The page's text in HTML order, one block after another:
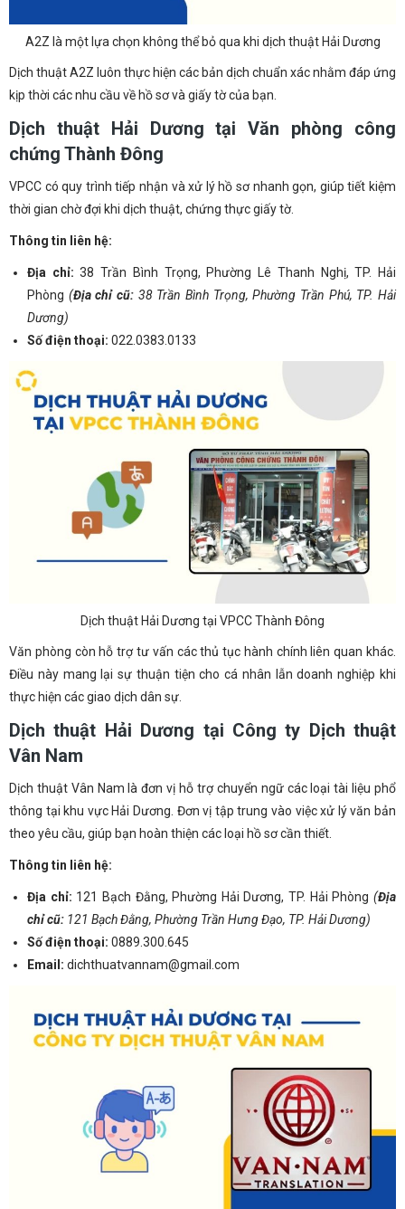
A2Z là một lựa chọn không thể bỏ qua khi dịch thuật Hải Dương
Dịch thuật A2Z luôn thực hiện các bản dịch chuẩn xác nhằm đáp ứng
kịp thời các nhu cầu về hồ sơ và giấy tờ của bạn.
Dịch thuật Hải Dương tại Văn phòng công
chứng Thành Đông
VPCC có quy trình tiếp nhận và xử lý hồ sơ nhanh gọn, giúp tiết kiệm
thời gian chờ đợi khi dịch thuật, chứng thực giấy tờ.
Thông tin liên hệ:
Địa chỉ:38 Trần Bình Trọng, Phường Lê Thanh Nghị, TP. Hải
Phòng (Địa chỉ cũ: 38 Trần Bình Trọng, Phường Trần Phú, TP. Hải
Dương)
Số điện thoại: 022.0383.0133
Dịch thuật Hải Dương tại VPCC Thành Đông
Văn phòng còn hỗ trợ tư vấn các thủ tục hành chính liên quan khác.
Điều này mang lại sự thuận tiện cho cá nhân lẫn doanh nghiệp khi
thực hiện các giao dịch dân sự.
Dịch thuật Hải Dương tại Công ty Dịch thuật
Vân Nam
Dịch thuật Vân Nam là đơn vị hỗ trợ chuyển ngữ các loại tài liệu phổ
thông tại khu vực Hải Dương. Đơn vị tập trung vào việc xử lý văn bản
theo yêu cầu, giúp bạn hoàn thiện các loại hồ sơ cần thiết.
Thông tin liên hệ:
Địa chỉ: 121 Bạch Đằng, Phường Hải Dương, TP. Hải Phòng(Địa
chỉ cũ: 121 Bạch Đằng, Phường Trần Hưng Đạo, TP. Hải Dương)
Số điện thoại: 0889.300.645
Email: dichthuatvannam@gmail.com